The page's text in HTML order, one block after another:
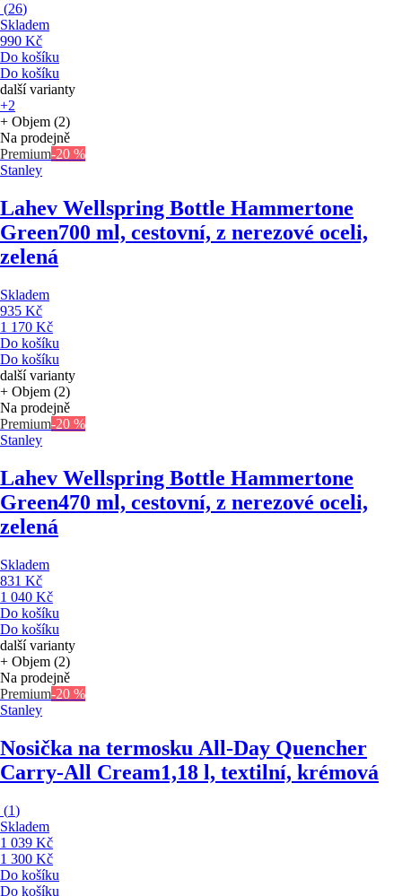
(26)
Skladem
990 Kč
Do košíku
Do košíku
další varianty
+2
+ Objem (2)
Na prodejně
Premium-20 %
Stanley
Lahev Wellspring Bottle Hammertone
Green700 ml, cestovní, z nerezové oceli,
zelená
Skladem
935 Kč
1 170 Kč
Do košíku
Do košíku
další varianty
+ Objem (2)
Na prodejně
Premium-20 %
Stanley
Lahev Wellspring Bottle Hammertone
Green470 ml, cestovní, z nerezové oceli,
zelená
Skladem
831 Kč
1 040 Kč
Do košíku
Do košíku
další varianty
+ Objem (2)
Na prodejně
Premium-20 %
Stanley
Nosička na termosku All-Day Quencher
Carry-All Cream1,18 l, textilní, krémová
(1)
Skladem
1 039 Kč
1 300 Kč
Do košíku
Do košíku